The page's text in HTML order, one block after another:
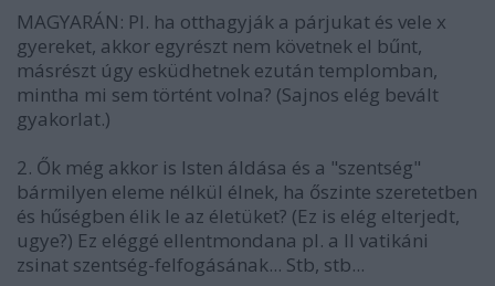
MAGYARÁN: Pl. ha otthagyják a párjukat és vele x
gyereket, akkor egyrészt nem követnek el bűnt,
másrészt úgy esküdhetnek ezután templomban,
mintha mi sem történt volna? (Sajnos elég bevált
gyakorlat.)
2. Ők még akkor is Isten áldása és a "szentség"
bármilyen eleme nélkül élnek, ha őszinte szeretetben
és hűségben élik le az életüket? (Ez is elég elterjedt,
ugye?) Ez eléggé ellentmondana pl. a II vatikáni
zsinat szentség-felfogásának... Stb, stb...